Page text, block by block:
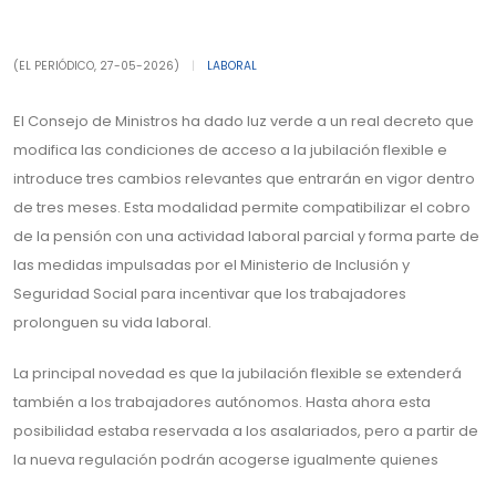
(EL PERIÓDICO, 27-05-2026) LABORAL
El Consejo de Ministros ha dado luz verde a un real decreto que
modifica las condiciones de acceso a la jubilación flexible e
introduce tres cambios relevantes que entrarán en vigor dentro
de tres meses. Esta modalidad permite compatibilizar el cobro
de la pensión con una actividad laboral parcial y forma parte de
las medidas impulsadas por el Ministerio de Inclusión y
Seguridad Social para incentivar que los trabajadores
prolonguen su vida laboral.
La principal novedad es que la jubilación flexible se extenderá
también a los trabajadores autónomos. Hasta ahora esta
posibilidad estaba reservada a los asalariados, pero a partir de
la nueva regulación podrán acogerse igualmente quienes